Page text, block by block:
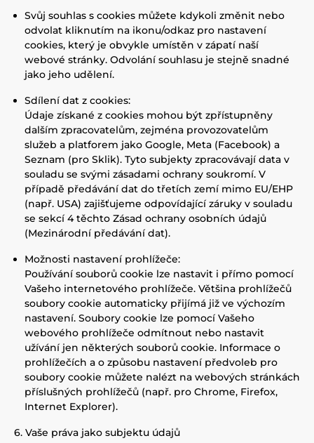
Svůj souhlas s cookies můžete kdykoli změnit nebo
odvolat kliknutím na ikonu/odkaz pro nastavení
cookies, který je obvykle umístěn v zápatí naší
webové stránky. Odvolání souhlasu je stejně snadné
jako jeho udělení.
Sdílení dat z cookies:
Údaje získané z cookies mohou být zpřístupněny
dalším zpracovatelům, zejména provozovatelům
služeb a platforem jako Google, Meta (Facebook) a
Seznam (pro Sklik). Tyto subjekty zpracovávají data v
souladu se svými zásadami ochrany soukromí. V
případě předávání dat do třetích zemí mimo EU/EHP
(např. USA) zajišťujeme odpovídající záruky v souladu
se sekcí 4 těchto Zásad ochrany osobních údajů
(Mezinárodní předávání dat).
Možnosti nastavení prohlížeče:
Používání souborů cookie lze nastavit i přímo pomocí
Vašeho internetového prohlížeče. Většina prohlížečů
soubory cookie automaticky přijímá již ve výchozím
nastavení. Soubory cookie lze pomocí Vašeho
webového prohlížeče odmítnout nebo nastavit
užívání jen některých souborů cookie. Informace o
prohlížečích a o způsobu nastavení předvoleb pro
soubory cookie můžete nalézt na webových stránkách
příslušných prohlížečů (např. pro Chrome, Firefox,
Internet Explorer).
6. Vaše práva jako subjektu údajů